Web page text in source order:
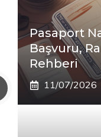
Pasaport
Başvuru,
Rehberi
11/07/2026